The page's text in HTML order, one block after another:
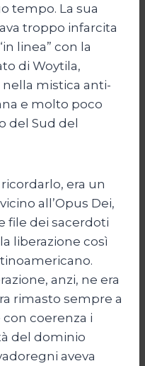
tempo. La sua
troppo infarcita
linea” con la
di Woytila,
mistica anti-
e molto poco
del Sud del
era un
all’Opus Dei,
file dei sacerdoti
liberazione così
anzi, ne era
rimasto sempre a
coerenza i
del dominio
aveva